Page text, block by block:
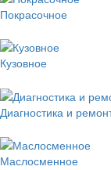
Покрасочное
Кузовное
Диагностика и
Маслосменное